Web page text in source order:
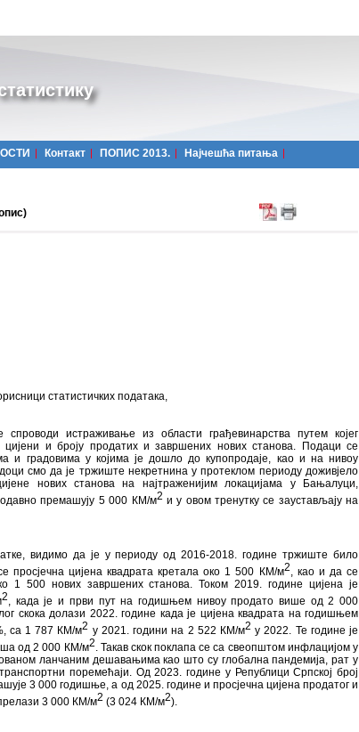
Контакт ПОПИС 2013. Најчешћa питања
статистичких података,
истраживање из области грађевинарства путем којег
и броју продатих и завршених нових станова. Подаци се
и градовима у којима је дошло до купопродаје, као и на нивоу
смо да је тржиште некретнина у протеклом периоду доживјело
нових станова на најтраженијим локацијама у Бањалуци,
премашују 5 000 КМ/м2 и у овом тренутку се заустављају на
видимо да је у периоду од 2016-2018. године тржиште било
просјечна цијена квадрата кретала око 1 500 КМ/м2, као и да се
1 500 нових завршених станова. Током 2019. године цијена је
2, када је и први пут на годишњем нивоу продато више од 2 000
скока долази 2022. године када је цијена квадрата на годишњем
са 1 787 КМ/м2 у 2021. години на 2 522 КМ/м2 у 2022. Те године је
од 2 000 КМ/м2. Такав скок поклапа се са свеопштом инфлацијом у
ланчаним дешавањима као што су глобална пандемија, рат у
поремећаји. Од 2023. године у Републици Српској број
3 000 годишње, а од 2025. године и просјечна цијена продатог и
3 000 КМ/м2 (3 024 КМ/м2).